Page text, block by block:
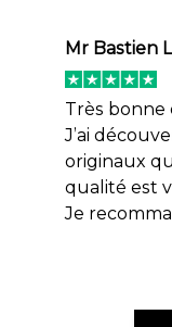
Mr Bastien L
Très bonne
J’ai
originaux
qualité est
Je